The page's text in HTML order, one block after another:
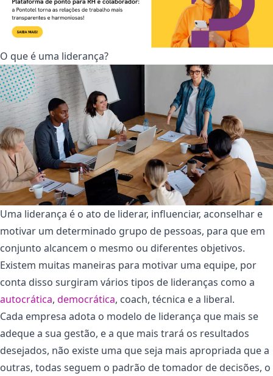
O que é uma liderança?
Uma liderança é o ato de liderar, influenciar, aconselhar e
motivar um determinado grupo de pessoas, para que em
conjunto alcancem o mesmo ou diferentes objetivos.
Existem muitas maneiras para motivar uma equipe, por
conta disso surgiram vários tipos de lideranças como a
autocrática, democrática, coach, técnica e a liberal.
Cada empresa adota o modelo de liderança que mais se
adeque a sua gestão, e a que mais trará os resultados
desejados, não existe uma que seja mais apropriada que a
outras, todas seguem o padrão de tomador de decisões, o